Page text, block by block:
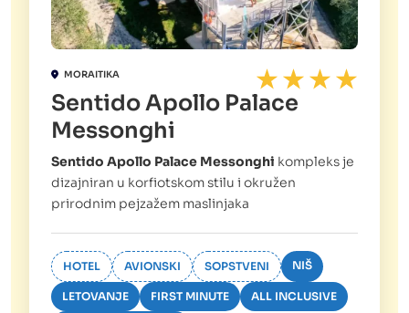
MORAITIKA
Sentido Apollo Palace
Messonghi
Sentido Apollo Palace Messonghi kompleks je
dizajniran u korfiotskom stilu i okružen
prirodnim pejzažem maslinjaka
HOTEL AVIONSKI SOPSTVENI NIŠ
LETOVANJE FIRST MINUTE ALL INCLUSIVE